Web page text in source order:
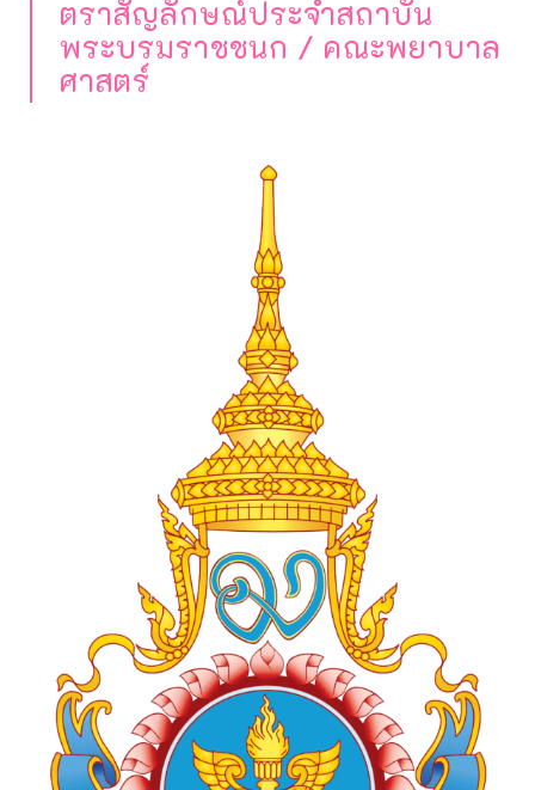
ตราสัญลักษณ์ประจำสถาบัน
พระบรมราชชนก / คณะพยาบาล
ศาสตร์